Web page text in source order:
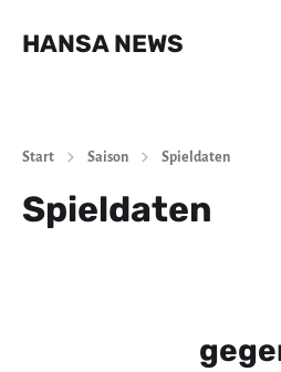
HANSA NEWS
Start Saison Spieldaten
Spieldaten